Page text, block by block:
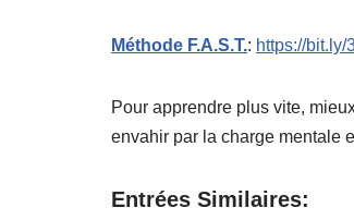
Méthode F.A.S.T.: https://bit.ly/
Pour apprendre plus vite,
envahir par la charge mentale
Entrées Similaires: